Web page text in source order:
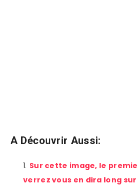
A Découvrir Aussi:
Sur cette image, le
verrez vous en dira long